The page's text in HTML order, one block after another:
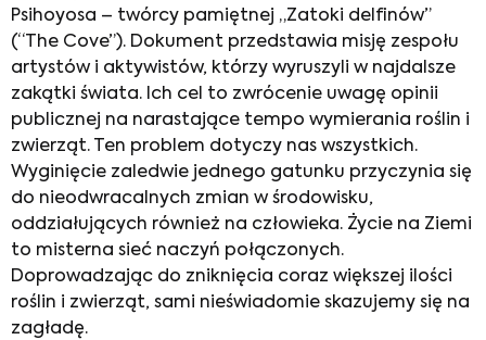
Psihoyosa – twórcy pamiętnej „Zatoki delfinów”
(“The Cove”). Dokument przedstawia misję zespołu
artystów i aktywistów, którzy wyruszyli w najdalsze
zakątki świata. Ich cel to zwrócenie uwagę opinii
publicznej na narastające tempo wymierania roślin i
zwierząt. Ten problem dotyczy nas wszystkich.
Wyginięcie zaledwie jednego gatunku przyczynia się
do nieodwracalnych zmian w środowisku,
oddziałujących również na człowieka. Życie na Ziemi
to misterna sieć naczyń połączonych.
Doprowadzając do zniknięcia coraz większej ilości
roślin i zwierząt, sami nieświadomie skazujemy się na
zagładę.